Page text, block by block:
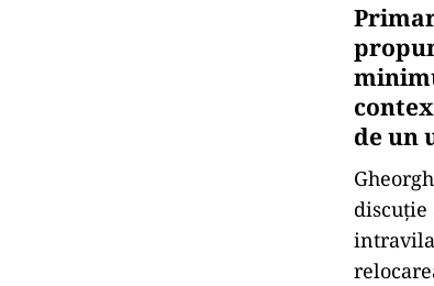
de un
discuție